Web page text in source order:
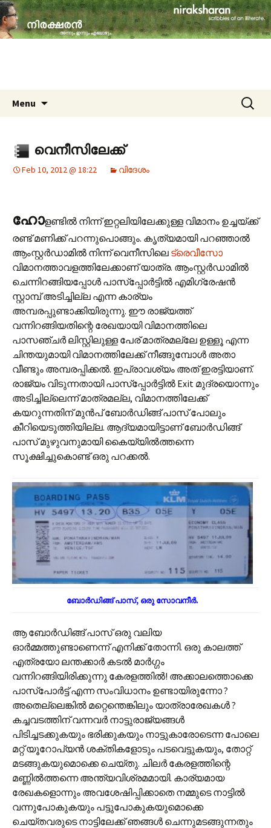
niraksharan (നിരക്ഷരൻ)
travelogues, book reviews, social issues,
cinema, memories & lot more…
Menu
Search
for:
വെനീസിലേക്ക്
Feb 10, 2012 @ 18:22 വിദേശം
ഹോളണ്ടിൽ നിന്ന് ഇറ്റലിയിലേക്കുള്ള വിമാനം ഉച്ചയ്ക്ക്
രണ്ട് മണിക്ക് പറന്നുപൊങ്ങും. കൃത്യമായി പറഞ്ഞാൽ
ആംസ്റ്റർഡാമിൽ നിന്ന് വെനീസിലെ ട്രെവീസോ
വിമാനത്താവളത്തിലേക്കാണ് യാത്ര. ആംസ്റ്റർഡാമിൽ
ചെന്നിറങ്ങിയപ്പോൾ പാസ്പ്പോർട്ടിൽ എമിഗ്രേഷൻ
സ്റ്റാമ്പ് അടിച്ചില്ല എന്ന കാര്യം
അമ്പരപ്പുണ്ടാക്കിയിരുന്നു. ഈ രാജ്യത്ത്
വന്നിറങ്ങിയതിന്റെ രേഖയായി വിമാനത്തിലെ
പാസഞ്ചർ ലിസ്റ്റിലുള്ള പേര് മാത്രമല്ലേ ഉള്ളൂ എന്ന
ചിന്തയുമായി വിമാനത്തിലേക്ക് നീങ്ങുമ്പോൾ അതാ
വീണ്ടും അമ്പരപ്പിക്കൽ. ഇപ്രാവശ്യം അത് ഇരട്ടിയാണ്.
രാജ്യം വിടുന്നതായി പാസ്പ്പോർട്ടിൽ Exit മുദ്രയൊന്നും
അടിച്ചില്ലെന്ന് മാത്രമല്ല, വിമാനത്തിലേക്ക്
കയറുന്നതിന് മുൻപ് ബോർഡിങ്ങ് പാസ് പോലും
കീറിയെടുത്തിയില്ല. ആദ്യമായിട്ടാണ് ബോർഡിങ്ങ്
പാസ് മുഴുവനുമായി കൈയ്യിൽത്തന്നെ
സൂക്ഷിച്ചുകൊണ്ട് ഒരു പറക്കൽ.
ബോർഡിങ്ങ് പാസ്, ഒരു സോവനീർ.
ആ ബോർഡിങ്ങ് പാസ് ഒരു വലിയ
ഓർമ്മത്തുണ്ടാണെന്ന് എനിക്ക് തോന്നി. ഒരു കാലത്ത്
എത്രയോ ലന്തക്കാർ കടൽ മാർഗ്ഗം
വന്നിറങ്ങിയിരിക്കുന്നു കേരളത്തിൽ! അക്കാലത്തൊക്കെ
പാസ്പോർട്ട് എന്ന സംവിധാനം ഉണ്ടായിരുന്നോ ?
അതെല്ലെങ്കിൽ മറ്റെന്തെങ്കിലും യാത്രാരേഖകൾ ?
കച്ചവടത്തിന് വന്നവർ നാട്ടുരാജ്യങ്ങൾ
പിടിച്ചടക്കുകയും ഭരിക്കുകയും നാട്ടുകാരോടെന്ന പോലെ
മറ്റ് യൂറോപ്യൻ ശക്തികളോടും പടവെട്ടുകയും, തോറ്റ്
മടങ്ങുകയുമൊക്കെ ചെയ്തു. ചിലർ കേരളത്തിന്റെ
മണ്ണിൽത്തന്നെ അന്ത്യവിശ്രമമായി. കാര്യമായ
രേഖകളൊന്നും അവശേഷിപ്പിക്കാതെ നമ്മുടെ നാട്ടിൽ
വന്നുപോകുകയും പട്ടുപോകുകയുമൊക്കെ
ചെയ്തവരുടെ നാട്ടിലേക്ക് ഞങ്ങൾ ചെന്നുമടങ്ങുന്നതും